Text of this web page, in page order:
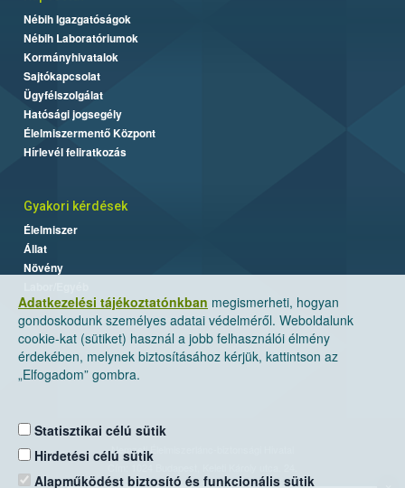
Adatkezelési tájékoztatónkban megismerheti, hogyan
gondoskodunk személyes adatai védelméről. Weboldalunk
cookie-kat (sütiket) használ a jobb felhasználói élmény
érdekében, melynek biztosításához kérjük, kattintson az
„Elfogadom” gombra.
Statisztikai célú sütik
Hirdetési célú sütik
Alapműködést biztosító és funkcionális sütik
Nébih Igazgatóságok
Nébih Laboratóriumok
Kormányhivatalok
Sajtókapcsolat
Ügyfélszolgálat
Hatósági jogsegély
Élelmiszermentő Központ
Hírlevél feliratkozás
Gyakori kérdések
Élelmiszer
Állat
Növény
Nemzeti Élelmiszerlánc-biztonsági Hivatal
Levelezési cím: 1525 Budapest. Pf. 30.